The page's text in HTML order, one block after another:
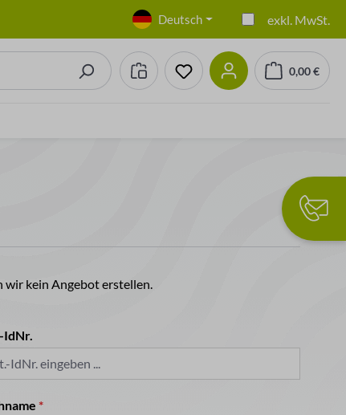
Deutsch exkl. MwSt.
Du hast 0 Produkte auf
0,00 €
wir kein Angebot erstellen.
IdNr.
*